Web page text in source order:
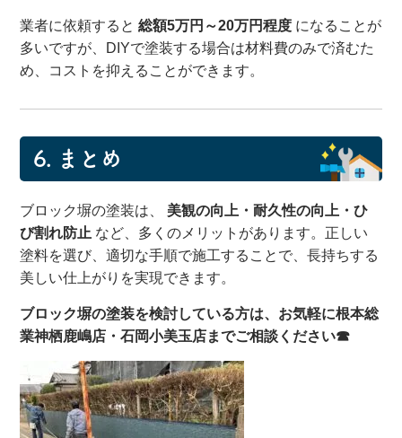
業者に依頼すると総額5万円～20万円程度 になることが
多いですが、DIYで塗装する場合は材料費のみで済むた
め、コストを抑えることができます。
6. まとめ
ブロック塀の塗装は、 美観の向上・耐久性の向上・ひ
び割れ防止 など、多くのメリットがあります。正しい
塗料を選び、適切な手順で施工することで、長持ちする
美しい仕上がりを実現できます。
ブロック塀の塗装を検討している方は、お気軽に根本総
業神栖鹿嶋店・石岡小美玉店までご相談ください☎